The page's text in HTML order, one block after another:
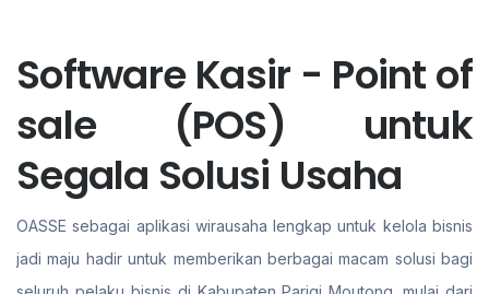
Software Kasir - Point of
sale (POS) untuk
Segala Solusi Usaha
OASSE sebagai aplikasi wirausaha lengkap untuk kelola bisnis
jadi maju hadir untuk memberikan berbagai macam solusi bagi